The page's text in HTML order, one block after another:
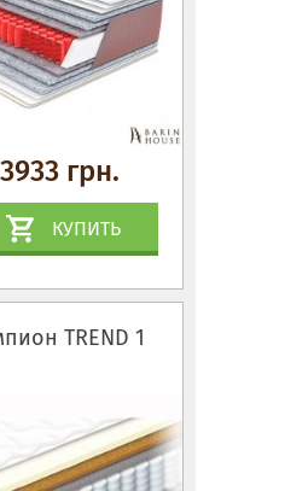
3933 грн.
КУПИТЬ
TREND 1